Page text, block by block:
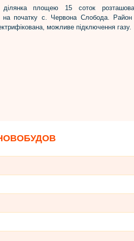
ділянка площею 15 соток
на початку с. Червона Слобода. Район
можливе підключення газу.